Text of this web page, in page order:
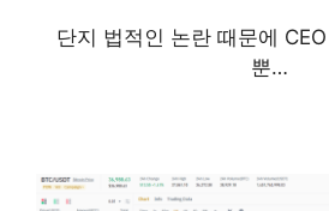
단지 법적인 논란 때문에
뿐…